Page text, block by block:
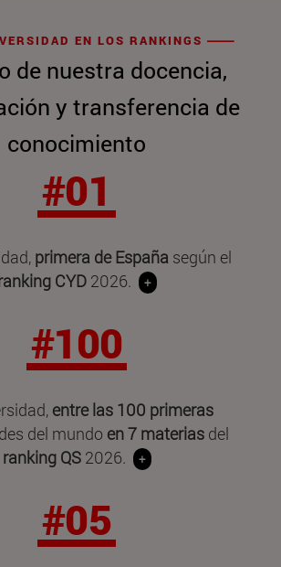
EN LOS RANKINGS
de nuestra docencia,
y transferencia de
conocimiento
#01
primera de España según el
CYD2026. +
#100
entre las 100 primeras
del mundo en 7 materias del
ranking QS 2026. +
#05